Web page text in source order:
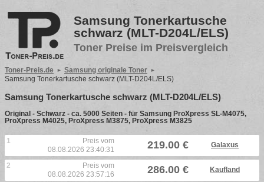
Samsung Tonerkartusche
schwarz (MLT-D204L/ELS)
Toner Preise im Preisvergleich
Toner-Preis.de
Samsung originale Toner
Samsung Tonerkartusche schwarz (MLT-D204L/ELS)
Samsung Tonerkartusche schwarz (MLT-D204L/ELS)
Original - Schwarz - ca. 5000 Seiten - für Samsung ProXpress SL-M4075,
ProXpress M4025, ProXpress M3875, ProXpress M3825
1
Preis vom
08.08.2026 23:40:31
219.00 € Galaxus
2
Preis vom
08.08.2026 23:57:16
286.00 € Kaufland